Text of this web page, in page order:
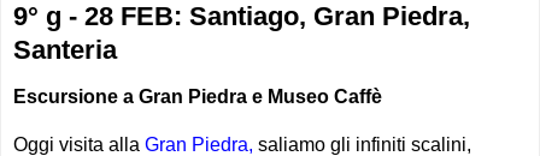
9° g - 28 FEB: Santiago, Gran Piedra,
Santeria
Escursione a Gran Piedra e Museo Caffè
Oggi visita alla Gran Piedra, saliamo gli infiniti scalini,